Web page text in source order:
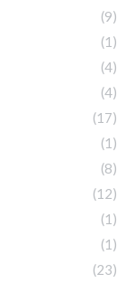
(9)
(1)
(4)
(4)
(17)
(1)
(8)
(12)
(1)
(1)
(23)